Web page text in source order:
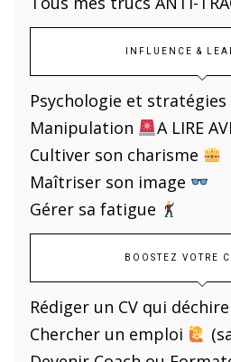
INFLUENCE &
Psychologie et
Manipulation
A LIRE
Cultiver son charisme
Maîtriser son image
Gérer sa fatigue
BOOSTEZ VOTRE
Rédiger un CV qui déchire
Chercher un emploi